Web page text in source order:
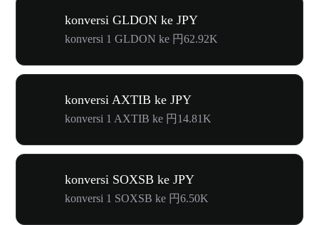
konversi GLDON ke JPY
konversi 1 GLDON ke 円62.92K
konversi AXTIB ke JPY
konversi 1 AXTIB ke 円14.81K
konversi SOXSB ke JPY
konversi 1 SOXSB ke 円6.50K